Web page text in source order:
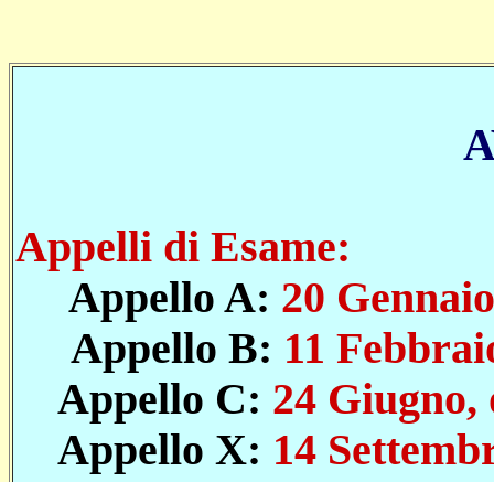
Appelli di Esame:
Appello A: 20
Appello B: 11
Appello C: 24 Giugno,
Appello X: 14